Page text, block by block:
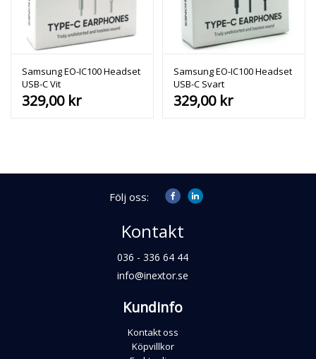
Samsung EO-IC100 Headset
USB-C Vit
329,00 kr
Samsung EO-IC100 Headset
USB-C Svart
329,00 kr
Följ oss:
Kontakt
036 - 336 64 44
info@inextor.se
Kundinfo
Kontakt oss
Köpvillkor